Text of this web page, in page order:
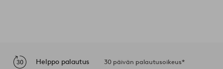
Helppo palautus 30 päivän palautusoikeus*